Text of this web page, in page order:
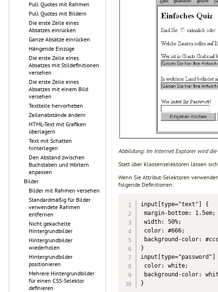
Pull Quotes mit Rahmen
Pull Quotes mit Bildern
Die erste Zeile eines
Absatzes einrücken
Ganze Absätze einrücken
Hängende Einzüge
Die erste Zeile eines
Absatzes mit Stildefinitionen
versehen
Die erste Zeile eines
Absatzes mit einem Bild
versehen
Textteile hervorheben
Zeilenabstände ändern
HTML-Text mit Grafiken
überlagern
Text mit Schatten
hinterlegen
Den Abstand zwischen
Buchstaben und Wörtern
anpassen
Bilder
Bilder mit Rahmen versehen
Standardmäßig für Bilder
verwendete Rahmen
entfernen
Nicht gekachelte
Hintergrundbilder
Hintergrundbilder
wiederholen
Hintergrundbilder
positionieren
Mehrere Hintergrundbilder
für einen CSS-Selektor
definieren
Abbildung: Im Internet Explorer wird
Statt über Klassenselektoren lassen
Wenn Sie Attribut-Selektoren
folgende Definitionen:
input[type="text"] {
margin-bottom: 1.5em;
width: 50%;
color: #666;
background-color:
}
color: white;
background-color:
}